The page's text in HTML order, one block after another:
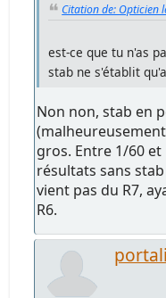
Citation de: Opticien
est-ce que tu n'as
stab ne s'établit
Non non, stab en
gros. Entre 1/60
résultats sans
vient pas du R7,
R6.